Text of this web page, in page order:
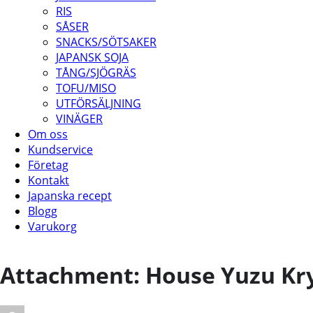
RIS
SÅSER
SNACKS/SÖTSAKER
JAPANSK SOJA
TÅNG/SJÖGRÄS
TOFU/MISO
UTFÖRSÄLJNING
VINÄGER
Om oss
Kundservice
Företag
Kontakt
Japanska recept
Blogg
Varukorg
Attachment: House Yuzu